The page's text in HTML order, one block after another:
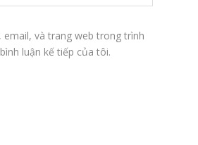
email, và trang web trong trình
luận kế tiếp của tôi.